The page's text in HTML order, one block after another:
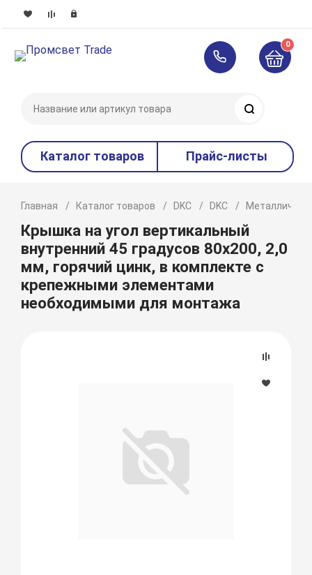
0
Каталог товаров Прайс-листы
Главная Каталог товаров DKC DKC
Крышка на угол вертикальный
внутренний 45 градусов 80х200, 2,0
мм, горячий цинк, в комплекте с
крепежными элементами
необходимыми для монтажа